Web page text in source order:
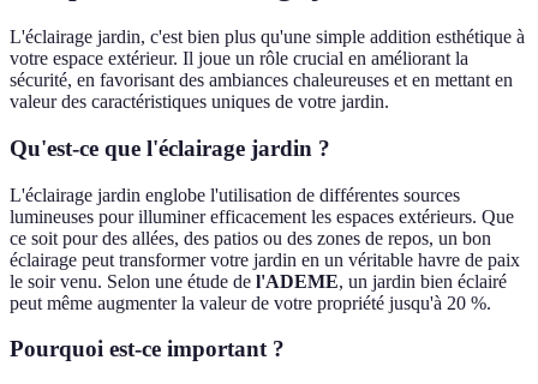
L'éclairage jardin, c'est bien plus qu'une simple addition esthétique à
votre espace extérieur. Il joue un rôle crucial en améliorant la
sécurité, en favorisant des ambiances chaleureuses et en mettant en
valeur des caractéristiques uniques de votre jardin.
Qu'est-ce que l'éclairage jardin ?
L'éclairage jardin englobe l'utilisation de différentes sources
lumineuses pour illuminer efficacement les espaces extérieurs. Que
ce soit pour des allées, des patios ou des zones de repos, un bon
éclairage peut transformer votre jardin en un véritable havre de paix
le soir venu. Selon une étude de l'ADEME, un jardin bien éclairé
peut même augmenter la valeur de votre propriété jusqu'à 20 %.
Pourquoi est-ce important ?